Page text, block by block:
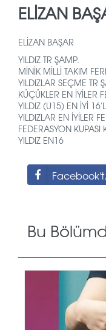
ELİZAN
ELİZAN BAŞAR
YILDIZ TR ŞAMP.
MİNİK MİLLİ TAKIM
YILDIZLAR SEÇME TR
KÜÇÜKLER EN İYİLER
YILDIZ (U15) EN İYİ
YILDIZLAR EN İYİLER
FEDERASYON KUPASI
YILDIZ EN16
Facebook'ta Paylaş
Bu